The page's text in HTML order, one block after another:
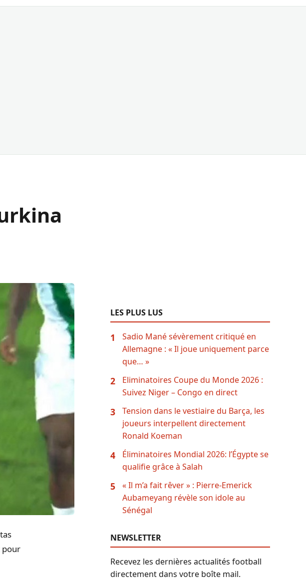
pour
LES PLUS LUS
1
Sadio Mané sévèrement critiqué en
Allemagne : « Il joue uniquement parce
que… »
2
Eliminatoires Coupe du Monde 2026 :
Suivez Niger – Congo en direct
3
Tension dans le vestiaire du Barça, les
joueurs interpellent directement
Ronald Koeman
4
Éliminatoires Mondial 2026: l’Égypte se
qualifie grâce à Salah
5
« Il m’a fait rêver » : Pierre-Emerick
Aubameyang révèle son idole au
Sénégal
NEWSLETTER
Recevez les dernières actualités football
directement dans votre boîte mail.